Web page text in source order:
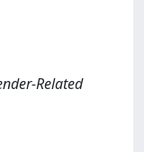
Related